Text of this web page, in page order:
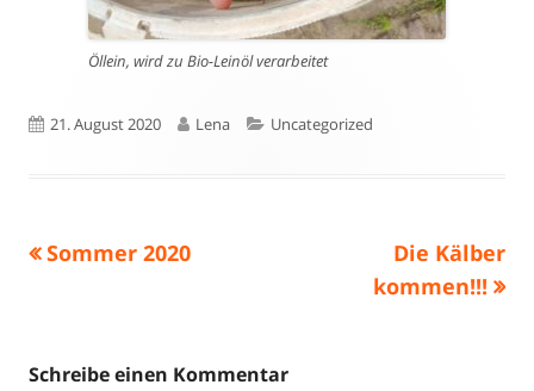
Öllein, wird zu Bio-Leinöl verarbeitet
Veröffentlicht
21. August 2020 Autor
Lena Kategorien
Uncategorized
Beitragsnavigation
Vorheriger
Sommer 2020
Nächster
Beitrag
Die Kälber
kommen!!!
Schreibe einen Kommentar